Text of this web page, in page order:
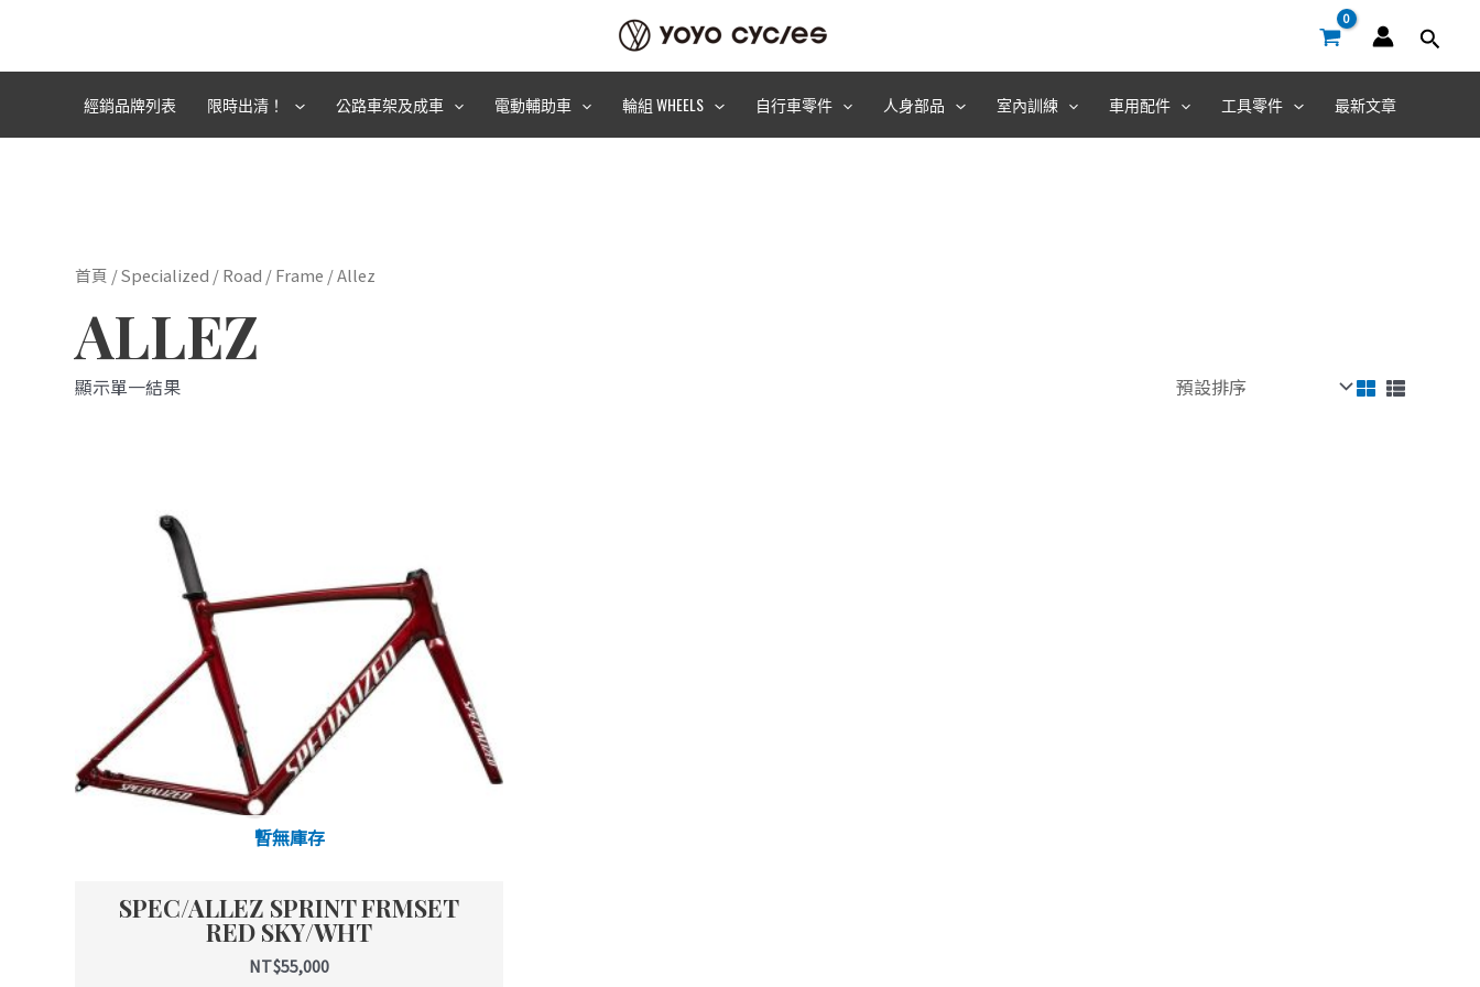
主
經銷品牌列表 限時出清！ 公路車架及成車 電動輔助車 輪組 WHEELS 自行車零件 人身部品 室內訓練 車用配件 工具零件 最新文章
首頁 /Specialized /Road /Frame / Allez
ALLEZ
顯示單一結果
暫無庫存
SPEC/ALLEZ SPRINT FRMSET
RED SKY/WHT
NT$55,000